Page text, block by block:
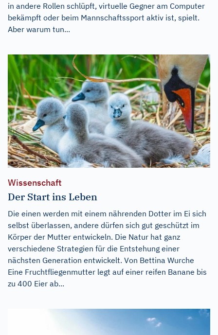
in andere Rollen schlüpft, virtuelle Gegner am Computer
bekämpft oder beim Mannschaftssport aktiv ist, spielt.
Aber warum tun...
Wissenschaft
Der Start ins Leben
Die einen werden mit einem nährenden Dotter im Ei sich
selbst überlassen, andere dürfen sich gut geschützt im
Körper der Mutter entwickeln. Die Natur hat ganz
verschiedene Strategien für die Entstehung einer
nächsten Generation entwickelt. Von Bettina Wurche
Eine Fruchtfliegenmutter legt auf einer reifen Banane bis
zu 400 Eier ab...